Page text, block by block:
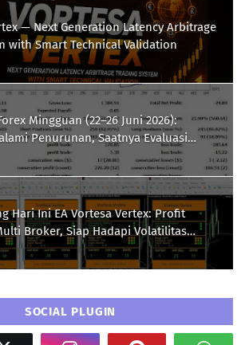
— Next Generation Latency Arbitrage
with Smart Technical Validation
Mingguan (22–26 Juni 2026):
Penurunan, Saatnya Evaluasi
Hari Ini EA Vortesa Vertex: Profit
Broker, Siap Hadapi Volatilitas
SOCIAL PLUGIN